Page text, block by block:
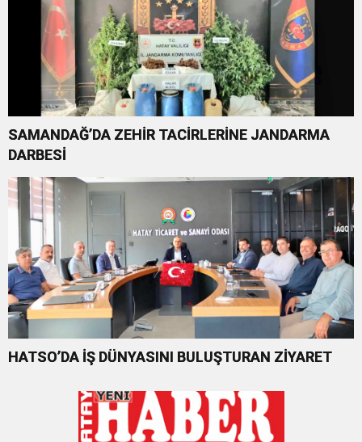
SAMANDAĞ’DA ZEHİR TACİRLERİNE JANDARMA
DARBESİ
HATSO’DA İŞ DÜNYASINI BULUŞTURAN ZİYARET